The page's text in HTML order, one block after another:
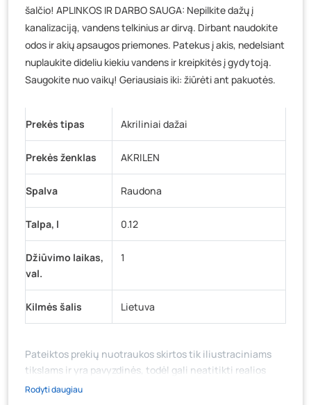
šalčio! APLINKOS IR DARBO SAUGA: Nepilkite dažų į
kanalizaciją, vandens telkinius ar dirvą. Dirbant naudokite
odos ir akių apsaugos priemones. Patekus į akis, nedelsiant
nuplaukite dideliu kiekiu vandens ir kreipkitės į gydytoją.
Saugokite nuo vaikų! Geriausiais iki: žiūrėti ant pakuotės.
Prekės tipas Akriliniai dažai
Prekės ženklas AKRILEN
Spalva Raudona
Talpa, l 0.12
Džiūvimo laikas,
val.
1
Kilmės šalis Lietuva
Pateiktos prekių nuotraukos skirtos tik iliustraciniams
tikslams ir yra pavyzdinės, todėl gali neatitikti realios
prekių ir jų pakuotės išvaizdos, komplektacijos, spalvos ar
Rodyti daugiau